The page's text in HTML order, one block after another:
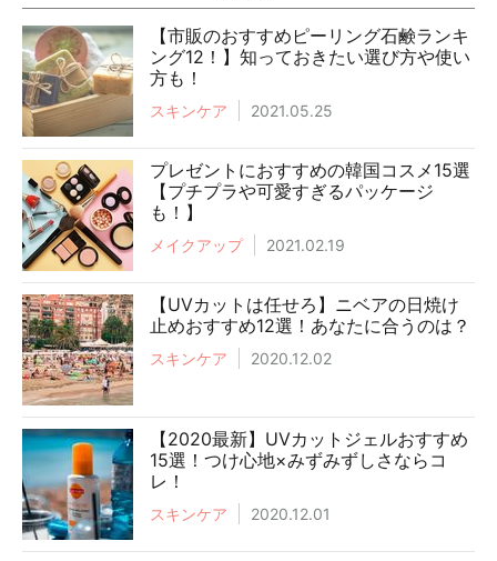
【市販のおすすめピーリング石鹸ランキ
ング12！】知っておきたい選び方や使い
方も！
スキンケア 2021.05.25
プレゼントにおすすめの韓国コスメ15選
【プチプラや可愛すぎるパッケージ
も！】
メイクアップ 2021.02.19
【UVカットは任せろ】ニベアの日焼け
止めおすすめ12選！あなたに合うのは？
スキンケア 2020.12.02
【2020最新】UVカットジェルおすすめ
15選！つけ心地×みずみずしさならコ
レ！
スキンケア 2020.12.01